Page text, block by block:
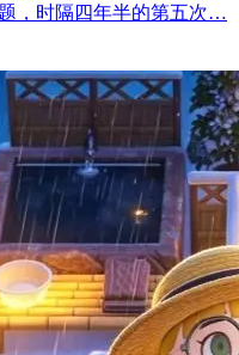
，时隔四年半的第五次…